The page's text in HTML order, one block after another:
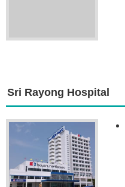
Sri Rayong Hospital